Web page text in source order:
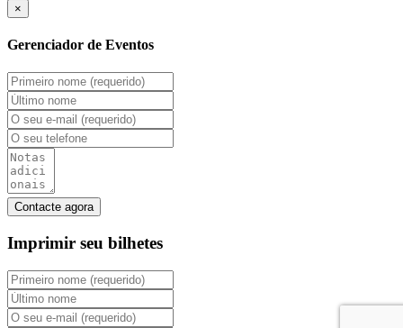
×
Gerenciador de Eventos
Imprimir seu bilhetes